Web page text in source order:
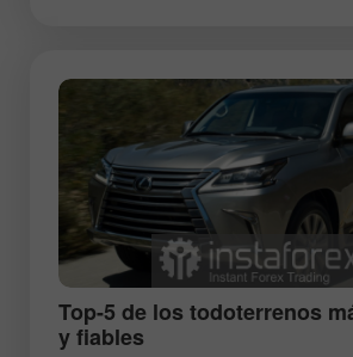
Top-5 de los todoterrenos
y fiables